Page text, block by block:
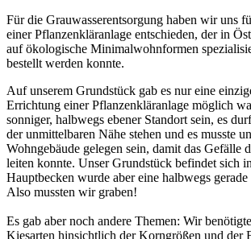
Für die Grauwasserentsorgung haben wir uns
einer Pflanzenkläranlage entschieden, der in
auf ökologische Minimalwohnformen
bestellt werden konnte.
Auf unserem Grundstück gab es nur eine
Errichtung einer Pflanzenkläranlage möglich
sonniger, halbwegs ebener Standort sein, es
der unmittelbaren Nähe stehen und es musste
Wohngebäude gelegen sein, damit das Gefälle
leiten konnte. Unser Grundstück befindet sich
Hauptbecken wurde aber eine halbwegs
Also mussten wir graben!
Es gab aber noch andere Themen: Wir
Kiesarten hinsichtlich der Korngrößen und der